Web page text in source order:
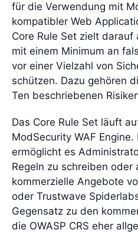
für die Verwendung mit
kompatibler Web
Core Rule Set zielt
mit einem Minimum an
vor einer Vielzahl von
schützen. Dazu gehören
Ten beschriebenen
Das Core Rule Set läuft
ModSecurity WAF
ermöglicht es
Regeln zu schreiben oder
kommerzielle Angebote
oder Trustwave
Gegensatz zu den
die OWASP CRS eher